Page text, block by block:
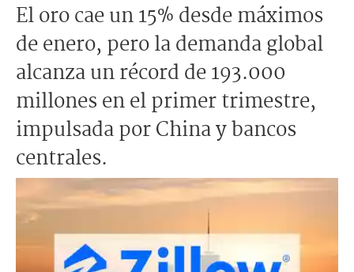
El oro cae un 15% desde máximos
de enero, pero la demanda global
alcanza un récord de 193.000
millones en el primer trimestre,
impulsada por China y bancos
centrales.